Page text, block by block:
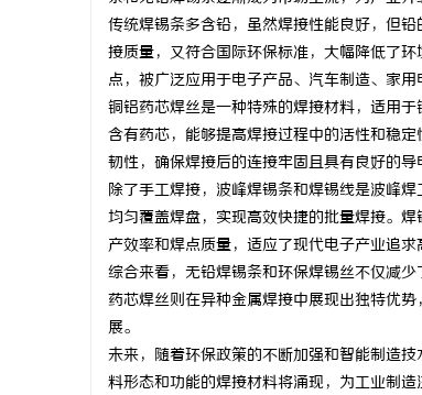
传统焊锡条多含铅，虽然焊接性能良好，但
接质量，又符合国际环保标准，大幅降低了
点，被广泛应用于电子产品、汽车制造、家用
铜铝药芯焊丝是一种特殊的焊接材料，适用
含有药芯，能够提高焊接过程中的活性和稳
韧性，确保焊接后的连接牢固且具有良好的导
除了手工焊接，波峰焊锡条和焊锡线是波峰
均匀覆盖焊盘，实现高效快捷的批量焊接。
产效率和焊点质量，适应了现代电子产业追求
综合来看，无铅焊锡条和环保焊锡丝不仅减
药芯焊丝则在异种金属焊接中展现出独特优
展。
未来，随着环保政策的不断加强和智能制造
料形态和功能的焊接材料将涌现，为工业制